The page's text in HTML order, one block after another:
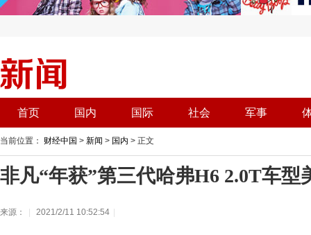
首页 国内 国际 社会 军事
当前位置： 财经中国 > 新闻 > 国内 > 正文
非凡“年获”第三代哈弗H6 2.0T车型
来源： 2021/2/11 10:52:54